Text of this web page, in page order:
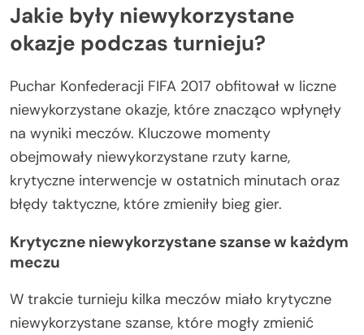
Jakie były niewykorzystane
okazje podczas turnieju?
Puchar Konfederacji FIFA 2017 obfitował w liczne
niewykorzystane okazje, które znacząco wpłynęły
na wyniki meczów. Kluczowe momenty
obejmowały niewykorzystane rzuty karne,
krytyczne interwencje w ostatnich minutach oraz
błędy taktyczne, które zmieniły bieg gier.
Krytyczne niewykorzystane szanse w każdym
meczu
W trakcie turnieju kilka meczów miało krytyczne
niewykorzystane szanse, które mogły zmienić